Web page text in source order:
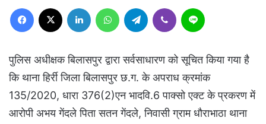
Facebook LinkedIn WhatsAppTelegram Viber
पुलिस अधीक्षक बिलासपुर द्वारा सर्वसाधारण को सूचित किया गया है
कि थाना हिर्री जिला बिलासपुर छ.ग. के अपराध क्रमांक
135/2020, धारा 376(2)एन भादवि.6 पाक्सो एक्ट के प्रकरण में
आरोपी अभय गेंदले पिता सतन गेंदले, निवासी ग्राम धौराभाठा थाना